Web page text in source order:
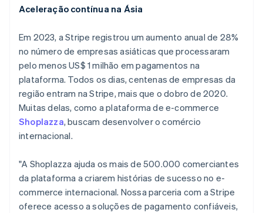
Aceleração contínua na Ásia
Em 2023, a Stripe registrou um aumento anual de 28%
no número de empresas asiáticas que processaram
pelo menos US$ 1 milhão em pagamentos na
plataforma. Todos os dias, centenas de empresas da
região entram na Stripe, mais que o dobro de 2020.
Muitas delas, como a plataforma de e-commerce
Shoplazza, buscam desenvolver o comércio
internacional.
"A Shoplazza ajuda os mais de 500.000 comerciantes
da plataforma a criarem histórias de sucesso no e-
commerce internacional. Nossa parceria com a Stripe
oferece acesso a soluções de pagamento confiáveis,
Finlândia
EnglishSvenska
Français English
Gibraltar
English
Grécia
English
Hungria
English
Índia
English
Itália
ItalianoEnglish
Japão
日本語English